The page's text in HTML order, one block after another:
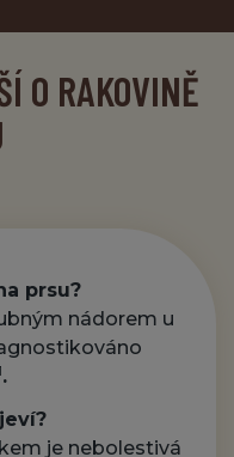
O RAKOVINĚ
prsu?
nádorem u
.
je nebolestivá